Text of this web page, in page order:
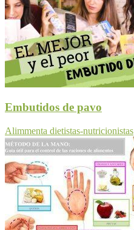
Embutidos de pavo
Alimmenta dietistas-nutricionistas